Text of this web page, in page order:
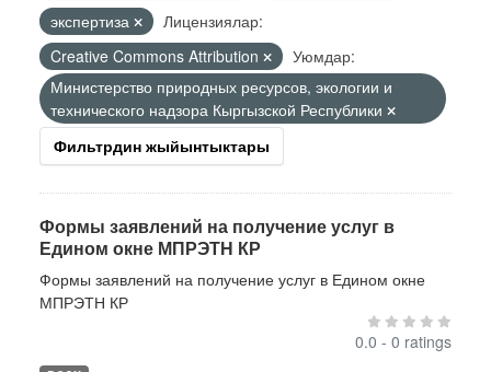
экспертиза
Лицензиялар:
Creative Commons Attribution
Уюмдар:
Министерство природных ресурсов, экологии и
технического надзора Кыргызской Республики
Фильтрдин жыйынтыктары
Формы заявлений на получение услуг в
Едином окне МПРЭТН КР
Формы заявлений на получение услуг в Едином окне
МПРЭТН КР
0.0 - 0 ratings